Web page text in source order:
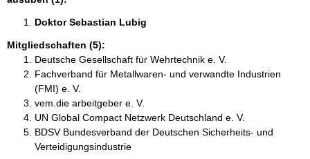
Doktor Sebastian Lubig
Mitgliedschaften (5):
Deutsche Gesellschaft für Wehrtechnik e. V.
Fachverband für Metallwaren- und verwandte Industrien
(FMI) e. V.
vem.die arbeitgeber e. V.
UN Global Compact Netzwerk Deutschland e. V.
BDSV Bundesverband der Deutschen Sicherheits- und
Verteidigungsindustrie